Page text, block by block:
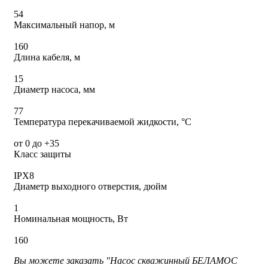
54
Максимальный напор, м
160
Длина кабеля, м
15
Диаметр насоса, мм
77
Температура перекачиваемой жидкости, °C
от 0 до +35
Класс защиты
IPX8
Диаметр выходного отверстия, дюйм
1
Номинальная мощность, Вт
160
Вы можете заказать "Насос скважинный БЕЛАМОС